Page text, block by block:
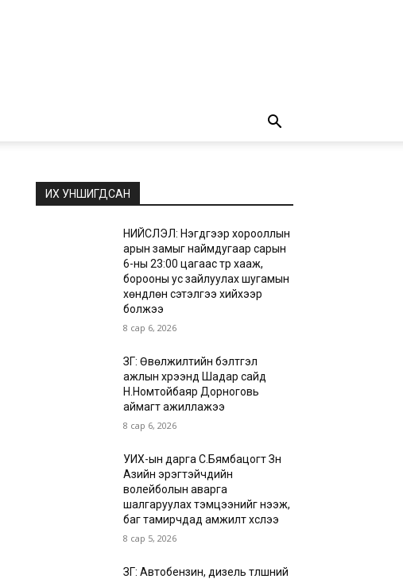
ИХ УНШИГДСАН
НИЙСЛЭЛ: Нэгдүгээр хорооллын
арын замыг наймдугаар сарын
6-ны 23:00 цагаас түр хааж,
борооны ус зайлуулах шугамын
хөндлөн сэтэлгээ хийхээр
болжээ
8 сар 6, 2026
ЗГ: Өвөлжилтийн бэлтгэл
ажлын хүрээнд Шадар сайд
Н.Номтойбаяр Дорноговь
аймагт ажиллажээ
8 сар 6, 2026
УИХ-ын дарга С.Бямбацогт Зүүн
Азийн эрэгтэйчүүдийн
волейболын аварга
шалгаруулах тэмцээнийг нээж,
баг тамирчдад амжилт хүслээ
8 сар 5, 2026
ЗГ: Автобензин, дизель түлшний